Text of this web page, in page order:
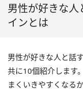
（6）相手から話
（7）目を見つめ
（9）細かい変化
（10）褒めてく
（4）映画やドラ
聞く
男性が好きな
インとは
男性が好きな人と話
共に10個紹介します
まくいきやすくなる